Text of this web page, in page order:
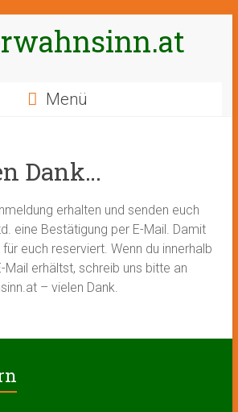
Menü
Dank…
erhalten und senden euch
eine Bestätigung per E-Mail. Damit
euch reserviert. Wenn du innerhalb
Mail erhältst, schreib uns bitte an
– vielen Dank.